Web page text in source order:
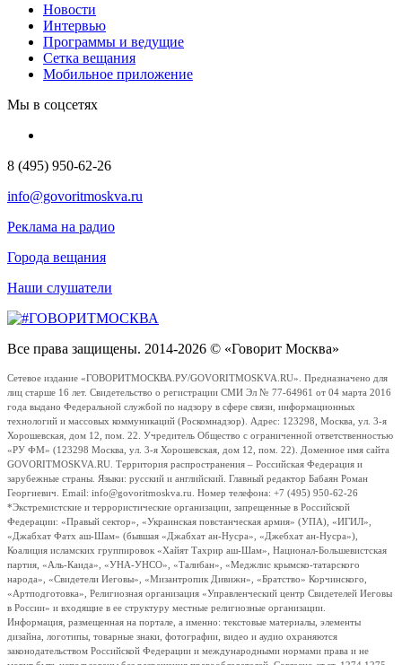
Новости
Интервью
Программы и ведущие
Сетка вещания
Мобильное приложение
Мы в соцсетях
8 (495) 950-62-26
info@govoritmoskva.ru
Реклама на радио
Города вещания
Наши слушатели
Все права защищены. 2014-2026 © «Говорит Москва»
Сетевое издание «ГОВОРИТМОСКВА.РУ/GOVORITMOSKVA.RU». Предназначено для
лиц старше 16 лет. Свидетельство о регистрации СМИ Эл № 77-64961 от 04 марта 2016
года выдано Федеральной службой по надзору в сфере связи, информационных
технологий и массовых коммуникаций (Роскомнадзор). Адрес: 123298, Москва, ул. 3-я
Хорошевская, дом 12, пом. 22. Учредитель Общество с ограниченной ответственностью
«РУ ФМ» (123298 Москва, ул. 3-я Хорошевская, дом 12, пом. 22). Доменное имя сайта
GOVORITMOSKVA.RU. Территория распространения – Российская Федерация и
зарубежные страны. Языки: русский и английский. Главный редактор Бабаян Роман
Георгиевич. Email: info@govoritmoskva.ru. Номер телефона: +7 (495) 950-62-26
*Экстремистские и террористические организации, запрещенные в Российской
Федерации: «Правый сектор», «Украинская повстанческая армия» (УПА), «ИГИЛ»,
«Джабхат Фатх аш-Шам» (бывшая «Джабхат ан-Нусра», «Джебхат ан-Нусра»),
Коалиция исламских группировок «Хайят Тахрир аш-Шам», Национал-Большевистская
партия, «Аль-Каида», «УНА-УНСО», «Талибан», «Меджлис крымско-татарского
народа», «Свидетели Иеговы», «Мизантропик Дивижн», «Братство» Корчинского,
«Артподготовка», Религиозная организация «Управленческий центр Свидетелей Иеговы
в России» и входящие в ее структуру местные религиозные организации.
Информация, размещенная на портале, а именно: текстовые материалы, элементы
дизайна, логотипы, товарные знаки, фотографии, видео и аудио охраняются
законодательством Российской Федерации и международными нормами права и не